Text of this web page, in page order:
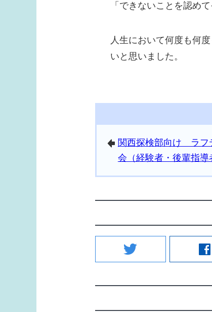
「できないことを認め
人生において何度も何
いと思いました。
arrowleft 関西探検部向け ラフ
会（経験者・後輩指導
twitter facebook